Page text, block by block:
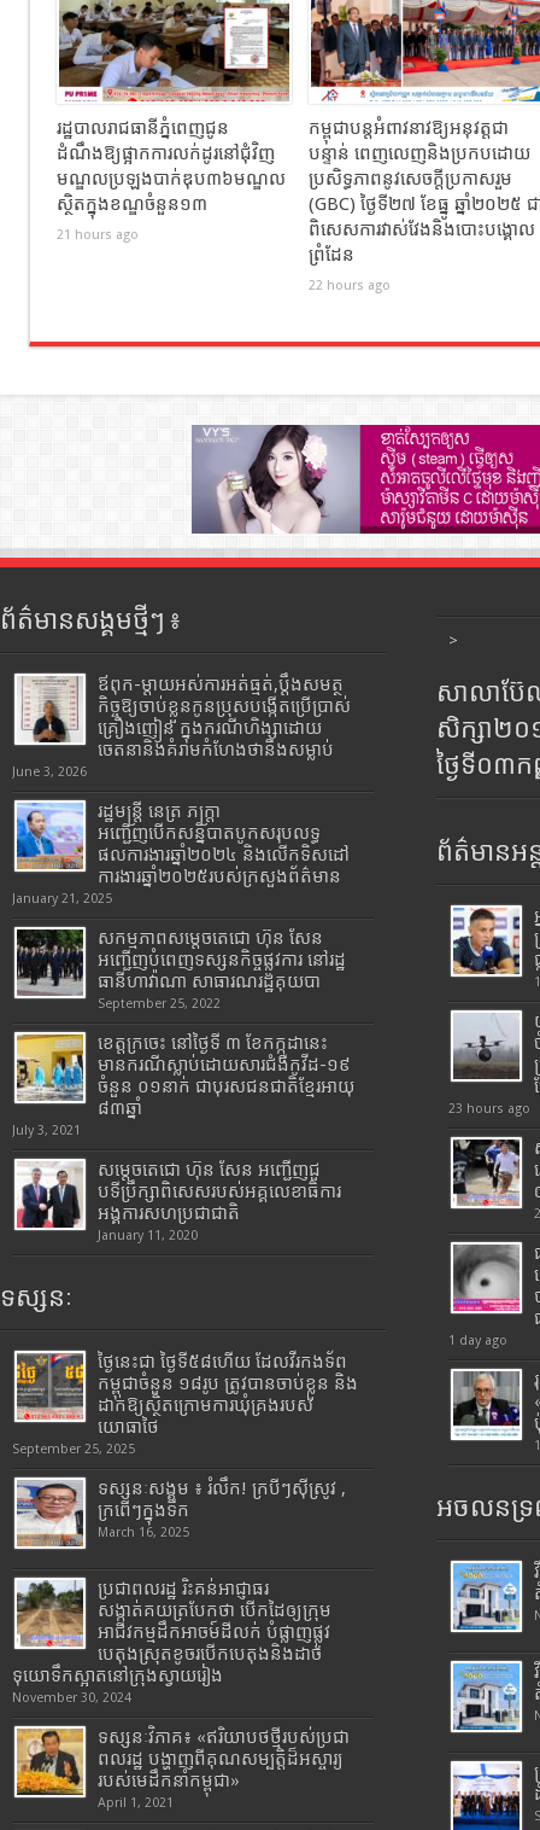
រដ្ឋបាលរាជធានីភ្នំពេញជូន
ដំណឹងឱ្យផ្អាកការលក់ដូរនៅជុំវិញ
មណ្ឌលប្រឡងបាក់ឌុប៣៦មណ្ឌល
ស្ថិតក្នុងខណ្ឌចំនួន១៣
21 hours ago
កម្ពុជាបន្តអំពាវនាវឱ្យអនុវត្តជា
បន្ទាន់ ពេញលេញនិងប្រកបដោយ
ប្រសិទ្ធភាពនូវសេចក្តីប្រកាសរួម
(GBC) ថ្ងៃទី២៧ ខែធ្នូ ឆ្នាំ២០២៥ ជ
ពិសេសការវាស់វែងនិងបោះបង្គោល
ព្រំដែន
22 hours ago
ព័ត៌មានសង្គមថ្មីៗ ៖
ឪពុក-ម្ដាយអស់ការអត់ធ្មត់,ប្ដឹងសមត្ថ
កិច្ចឱ្យចាប់ខ្លួនកូនប្រុសបង្កើតប្រើប្រាស់
គ្រឿងញៀន ក្នុងករណីហិង្សាដោយ
ចេតនានិងគំរាមកំហែងថានឹងសម្លាប់
June 3, 2026
រដ្ឋមន្រ្តី​ នេត្រ​ ភក្ត្រា​
អញ្ជើញបើកសន្និបាតបូកសរុបលទ្ធ
ផលការងារឆ្នាំ២០២៤ និងលើកទិសដៅ
ការងារឆ្នាំ២០២៥របស់​ក្រសួង​ព័ត៌មាន​
January 21, 2025
សកម្មភាពសម្តេចតេជោ ហ៊ុន សែន
អញ្ជើញបំពេញទស្សនកិច្ចផ្លូវការ នៅរដ្ឋ
ធានីហាវ៉ាណា សាធារណរដ្ឋគុយបា
September 25, 2022
ខេត្តក្រចេះ នៅថ្ងៃទី ៣ ខែកក្កដានេះ
មានករណីស្លាប់ដោយសារជំងឺកូវីដ-១៩
ចំនួន ០១នាក់ ជាបុរសជនជាតិខ្មែរអាយុ
៨៣ឆ្នាំ
July 3, 2021
សម្តេចតេជោ ហ៊ុន សែន អញ្ជើញជួ
បទីប្រឹក្សាពិសេសរបស់អគ្គលេខាធិការ
អង្គការសហប្រជាជាតិ
January 11, 2020
ទស្សនៈ
ថ្ងៃនេះជា ថ្ងៃទី៥៨ហើយ ដែលវីរកងទ័ព
កម្ពុជាចំនួន ១៨រូប ត្រូវបានចាប់ខ្លួន និង
ដាក់ឱ្យស្ថិតក្រោមការឃុំគ្រងរបស់
យោធាថៃ
September 25, 2025
ទស្សនៈសង្គម ៖ រំលឹក! ក្របីៗស៊ីស្រូវ ,
ក្រពើៗក្នុងទឹក
March 16, 2025
ប្រជាពលរដ្ឋ រិះគន់អាជ្ញាធរ
សង្កាត់គយត្របែកថា បើកដៃឲ្យក្រុម
អាជីវកម្មដឹកអាចម៍ដីលក់ បំផ្លាញផ្លូវ
បេតុងស្រុតខូចរបើកបេតុងនិងដាច់
ទុយោទឹកស្អាតនៅក្រុងស្វាយរៀង
November 30, 2024
ទស្សនៈវិភាគ៖ «ឥរិយាបថថ្មីរបស់ប្រជា
ពលរដ្ឋ បង្ហាញពីគុណសម្បត្តិដ៏អស្ចារ្យ
របស់មេដឹកនាំកម្ពុជា»
April 1, 2021
>
សាលាប៊ែ
សិក្សា២
ថ្ងៃទី០៣
ព័ត៌មានអន្
23 hours ago
1 day ago
អចលនទ្រ